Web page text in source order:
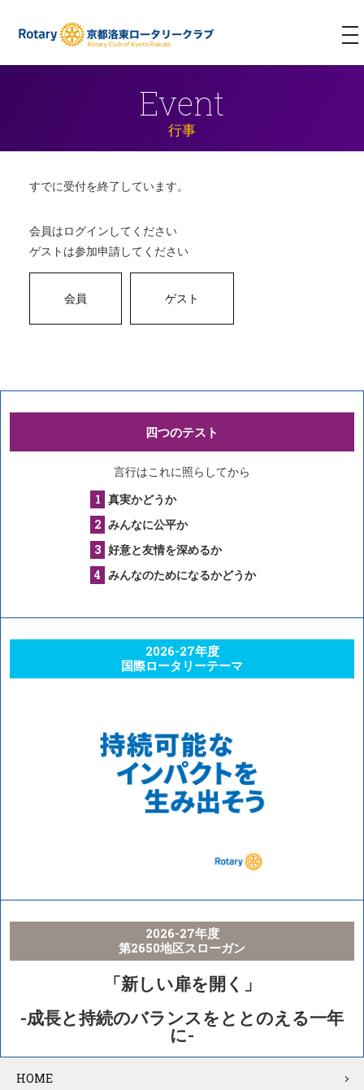
Event
行事
すでに受付を終了しています。
会員はログインしてください
ゲストは参加申請してください
四つのテスト
言行はこれに照らしてから
真実かどうか
みんなに公平か
好意と友情を深めるか
みんなのためになるかどうか
2026-27年度
国際ロータリーテーマ
2026-27年度
第2650地区スローガン
「新しい扉を開く」
-成長と持続のバランスをととのえる一年
に-
HOME